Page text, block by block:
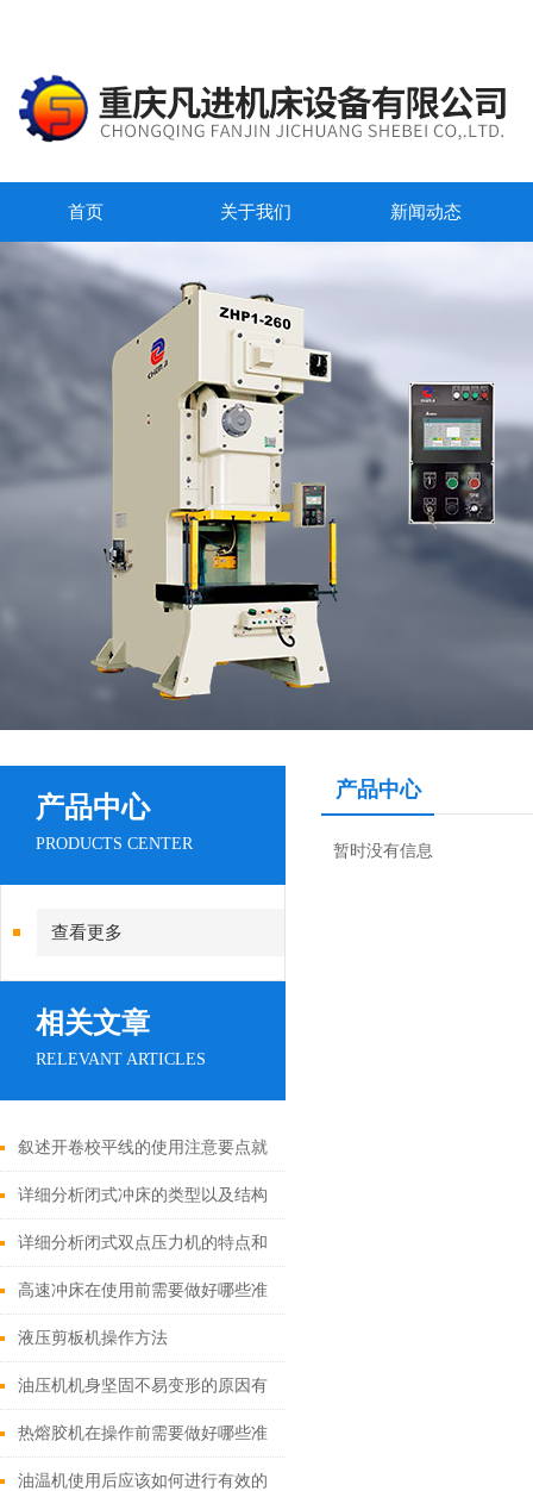
首页 关于我们 新闻动态
产品中心
PRODUCTS CENTER
查看更多
相关文章
RELEVANT ARTICLES
叙述开卷校平线的使用注意要点就
日常保养维护
详细分析闭式冲床的类型以及结构
特点
详细分析闭式双点压力机的特点和
用途
高速冲床在使用前需要做好哪些准
备工作？
液压剪板机操作方法
油压机机身坚固不易变形的原因有
哪些？
热熔胶机在操作前需要做好哪些准
备工作？
油温机使用后应该如何进行有效的
产品中心
暂时没有信息